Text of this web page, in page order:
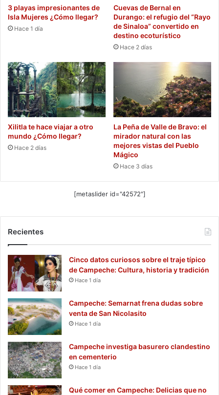
3 playas impresionantes de
Isla Mujeres ¿Cómo llegar?
Hace 1 día
Cuevas de Bernal en
Durango: el refugio del “Rayo
de Sinaloa” convertido en
destino ecoturístico
Hace 2 días
Xilitla te hace viajar a otro
mundo ¿Cómo llegar?
Hace 2 días
La Peña de Valle de Bravo: el
mirador natural con las
mejores vistas del Pueblo
Mágico
Hace 3 días
[metaslider id="42572"]
Recientes
Cinco datos curiosos sobre el traje típico
de Campeche: Cultura, historia y tradición
Hace 1 día
Campeche: Semarnat frena dudas sobre
venta de San Nicolasito
Hace 1 día
Campeche investiga basurero clandestino
en cementerio
Hace 1 día
Qué comer en Campeche: Delicias que no